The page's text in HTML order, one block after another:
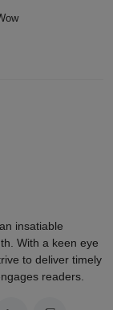
insatiable
With a keen eye
to deliver timely
readers.